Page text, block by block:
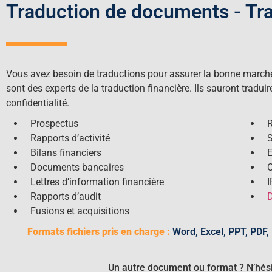
Traduction de documents -
Vous avez besoin de traductions pour assurer la bonne
sont des experts de la traduction financière. Ils sauront
confidentialité.
Prospectus
Rapports d’activité
Bilans financiers
Documents bancaires
Lettres d’information financière
Rapports d’audit
Fusions et acquisitions
Formats fichiers pris en charge : Word, Excel, PPT,
Un autre document ou format ?